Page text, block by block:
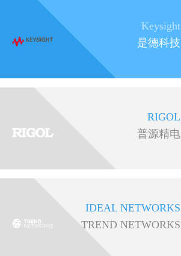
Keysight
是德科技
RIGOL
普源精电
IDEAL NETWORKS
TREND NETWORKS